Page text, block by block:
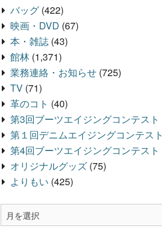
バッグ (422)
映画・DVD (67)
本・雑誌 (43)
館林 (1,371)
業務連絡・お知らせ (725)
TV (71)
革のコト (40)
第3回ブーツエイジングコンテスト
第１回デニムエイジングコンテスト
第4回ブーツエイジングコンテスト
オリジナルグッズ (75)
よりもい (425)